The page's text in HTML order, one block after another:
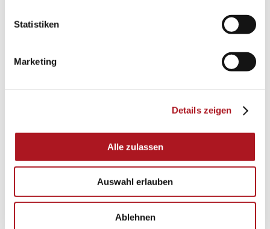
Statistiken
Marketing
Details zeigen
Alle zulassen
Auswahl erlauben
Ablehnen